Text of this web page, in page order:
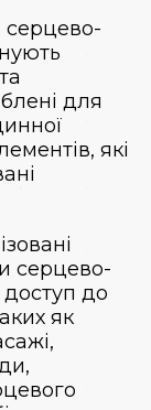
серцево-
для
які
серцево-
до
як